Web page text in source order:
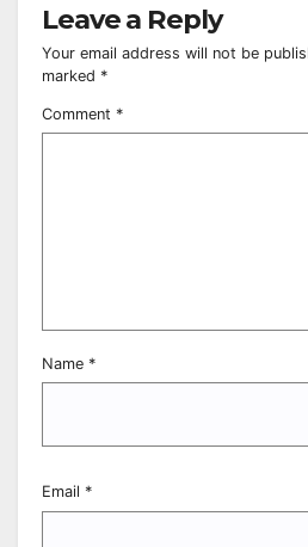
Leave a Reply
Your email address will not be
marked *
Comment *
Name *
Email *